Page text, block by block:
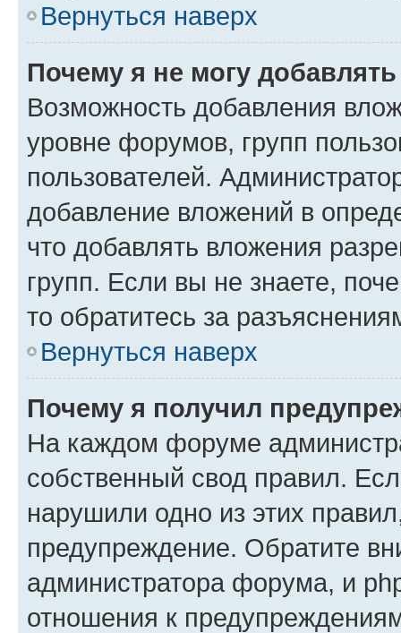
Вернуться наверх
Почему я не могу
Возможность добавления
уровне форумов, групп
пользователей.
добавление вложений в
что добавлять вложения
групп. Если вы не знаете,
то обратитесь за
Вернуться наверх
Почему я получил
На каждом форуме
собственный свод правил.
нарушили одно из этих
предупреждение. Обратите
администратора форума, и
отношения к